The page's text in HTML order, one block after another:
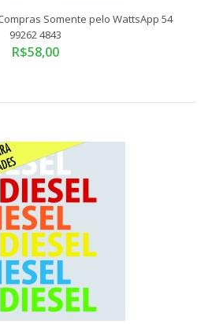
Somente pelo WattsApp 54
99262 4843
R$52,00
WattsApp 54 99262 4843Tamanho
VINIL RECORTADO EL..
Somente pelo WattsApp 54
99262 4843
R$58,00